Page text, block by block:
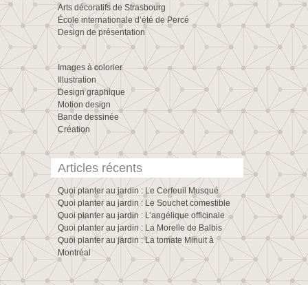
Arts décoratifs de Strasbourg
École internationale d’été de Percé
Design de présentation
Images à colorier
Illustration
Design graphique
Motion design
Bande dessinée
Création
Articles récents
Quoi planter au jardin : Le Cerfeuil Musqué
Quoi planter au jardin : Le Souchet comestible
Quoi planter au jardin : L’angélique officinale
Quoi planter au jardin : La Morelle de Balbis
Quoi planter au jardin : La tomate Minuit à
Montréal